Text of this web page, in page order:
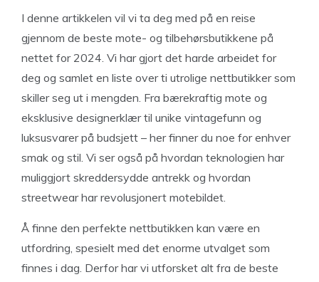
I denne artikkelen vil vi ta deg med på en reise
gjennom de beste mote- og tilbehørsbutikkene på
nettet for 2024. Vi har gjort det harde arbeidet for
deg og samlet en liste over ti utrolige nettbutikker som
skiller seg ut i mengden. Fra bærekraftig mote og
eksklusive designerklær til unike vintagefunn og
luksusvarer på budsjett – her finner du noe for enhver
smak og stil. Vi ser også på hvordan teknologien har
muliggjort skreddersydde antrekk og hvordan
streetwear har revolusjonert motebildet.
Å finne den perfekte nettbutikken kan være en
utfordring, spesielt med det enorme utvalget som
finnes i dag. Derfor har vi utforsket alt fra de beste